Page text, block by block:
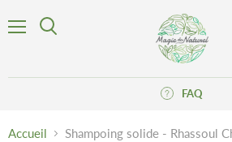
FAQ
Accueil Shampoing solide - Rhassoul